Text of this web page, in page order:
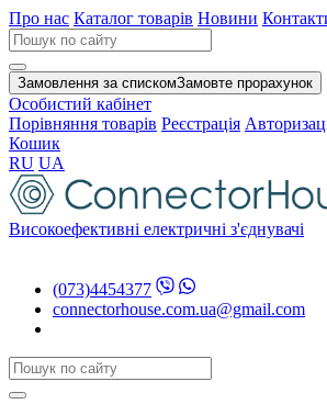
Про нас Каталог товарів Новини
Замовлення за спискомЗамовте прорахунок
Особистий кабінет
Порівняння товарів Реєстрація
Кошик
RU UA
Високоефективні електричні з'єднувачі
(073)4454377
connectorhouse.com.ua@gmail.com